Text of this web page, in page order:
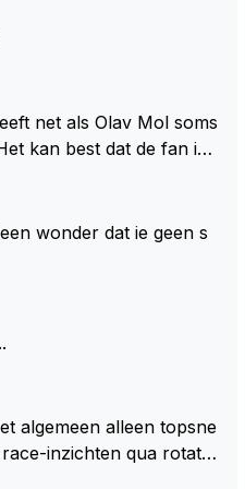
kan best dat de fan in
races zijn dit leuke
wonder dat ie geen s
algemeen alleen topsne
inzichten qua rotati